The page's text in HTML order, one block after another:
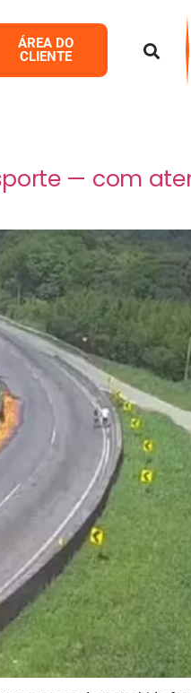
ÁREA DO
CLIENTE
— com